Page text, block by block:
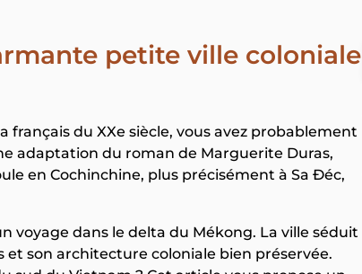
petite ville coloniale
français du XXe siècle, vous avez probablement
adaptation du roman de Marguerite Duras,
en Cochinchine, plus précisément à Sa Đéc,
voyage dans le delta du Mékong. La ville séduit
son architecture coloniale bien préservée.